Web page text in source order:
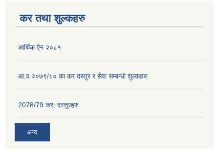
कर तथा शुल्कहरु
आर्थिक ऐन २०८१
आ.व २०७९/८० का कर दस्तुर र सेवा सम्बन्धी शुल्कहरु
2078/79 कर, दस्तुरहरु
अन्य